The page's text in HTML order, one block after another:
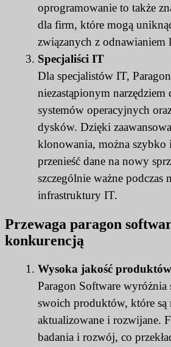
oprogramowanie to także
dla firm, które mogą
związanych z odnawianiem
Specjaliści IT
Dla specjalistów IT,
niezastąpionym narzędziem
systemów operacyjnych
dysków. Dzięki
klonowania, można szybko
przenieść dane na nowy
szczególnie ważne podczas
infrastruktury IT.
Przewaga paragon
konkurencją
Wysoka jakość produktów
Paragon Software wyróżnia
swoich produktów, które są
aktualizowane i rozwijane.
badania i rozwój, co